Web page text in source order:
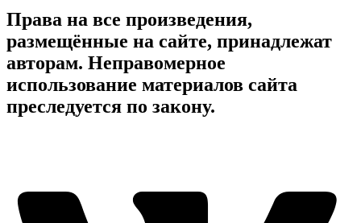
Права на все произведения,
размещённые на сайте, принадлежат
авторам. Неправомерное
использование материалов сайта
преследуется по закону.